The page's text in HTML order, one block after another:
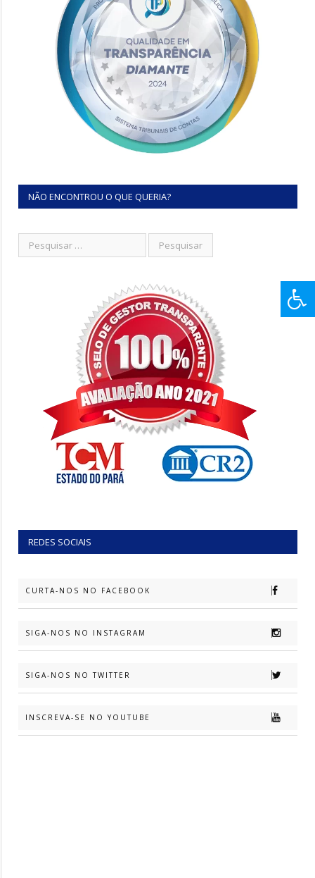
NÃO ENCONTROU O QUE QUERIA?
REDES SOCIAIS
CURTA-NOS NO FACEBOOK
SIGA-NOS NO INSTAGRAM
SIGA-NOS NO TWITTER
INSCREVA-SE NO YOUTUBE